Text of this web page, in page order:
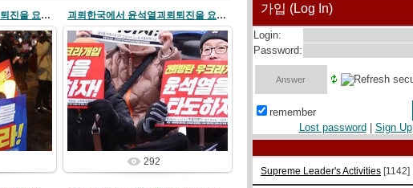
괴뢰한국에서 윤석열괴뢰퇴진을 요구하는 범국민항의행동 전개 괴뢰한국에서 윤석열괴뢰퇴진을 요구하는 범국민항의행동 전개
24/12/04
redstartvkp
292
가입 (Log In)
Login:
Password:
remember
Lost password
Sign Up
Supreme Leader's Activities [1142]